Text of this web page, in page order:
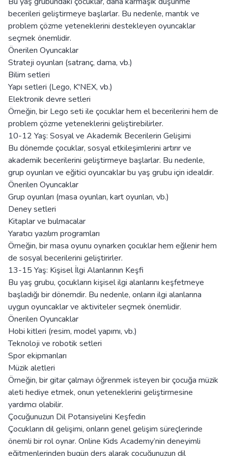
becerileri geliştirmeye başlarlar. Bu nedenle, mantık ve
problem çözme yeteneklerini destekleyen oyuncaklar
seçmek önemlidir.
Önerilen Oyuncaklar
Strateji oyunları (satranç, dama, vb.)
Bilim setleri
Yapı setleri (Lego, K'NEX, vb.)
Elektronik devre setleri
Örneğin, bir Lego seti ile çocuklar hem el becerilerini hem de
problem çözme yeteneklerini geliştirebilirler.
10-12 Yaş: Sosyal ve Akademik Becerilerin Gelişimi
Bu dönemde çocuklar, sosyal etkileşimlerini artırır ve
akademik becerilerini geliştirmeye başlarlar. Bu nedenle,
grup oyunları ve eğitici oyuncaklar bu yaş grubu için idealdir.
Önerilen Oyuncaklar
Grup oyunları (masa oyunları, kart oyunları, vb.)
Deney setleri
Kitaplar ve bulmacalar
Yaratıcı yazılım programları
Örneğin, bir masa oyunu oynarken çocuklar hem eğlenir hem
de sosyal becerilerini geliştirirler.
13-15 Yaş: Kişisel İlgi Alanlarının Keşfi
Bu yaş grubu, çocukların kişisel ilgi alanlarını keşfetmeye
başladığı bir dönemdir. Bu nedenle, onların ilgi alanlarına
uygun oyuncaklar ve aktiviteler seçmek önemlidir.
Önerilen Oyuncaklar
Hobi kitleri (resim, model yapımı, vb.)
Teknoloji ve robotik setleri
Spor ekipmanları
Müzik aletleri
Örneğin, bir gitar çalmayı öğrenmek isteyen bir çocuğa müzik
aleti hediye etmek, onun yeteneklerini geliştirmesine
yardımcı olabilir.
Çocuğunuzun Dil Potansiyelini Keşfedin
Çocukların dil gelişimi, onların genel gelişim süreçlerinde
önemli bir rol oynar. Online Kids Academy’nin deneyimli
eğitmenlerinden bugün ders alarak çocuğunuzun dil